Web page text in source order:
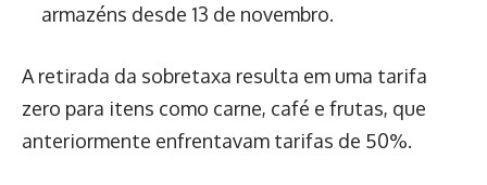
armazéns desde 13 de novembro.
A retirada da sobretaxa resulta em uma tarifa
zero para itens como carne, café e frutas, que
anteriormente enfrentavam tarifas de 50%.